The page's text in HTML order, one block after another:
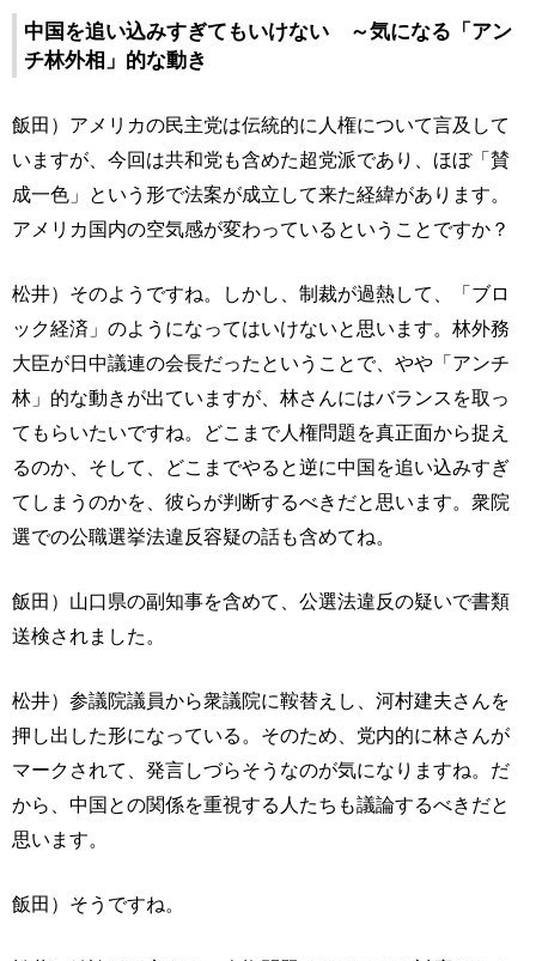
中国を追い込みすぎてもいけない ～気になる「アン
チ林外相」的な動き
飯田）アメリカの民主党は伝統的に人権について言及して
いますが、今回は共和党も含めた超党派であり、ほぼ「賛
成一色」という形で法案が成立して来た経緯があります。
アメリカ国内の空気感が変わっているということですか？
松井）そのようですね。しかし、制裁が過熱して、「ブロ
ック経済」のようになってはいけないと思います。林外務
大臣が日中議連の会長だったということで、やや「アンチ
林」的な動きが出ていますが、林さんにはバランスを取っ
てもらいたいですね。どこまで人権問題を真正面から捉え
るのか、そして、どこまでやると逆に中国を追い込みすぎ
てしまうのかを、彼らが判断するべきだと思います。衆院
選での公職選挙法違反容疑の話も含めてね。
飯田）山口県の副知事を含めて、公選法違反の疑いで書類
送検されました。
松井）参議院議員から衆議院に鞍替えし、河村建夫さんを
押し出した形になっている。そのため、党内的に林さんが
マークされて、発言しづらそうなのが気になりますね。だ
から、中国との関係を重視する人たちも議論するべきだと
思います。
飯田）そうですね。